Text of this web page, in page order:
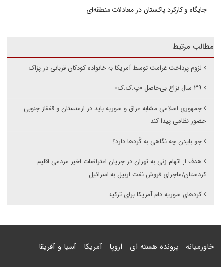
جایگاه و کارکرد پاکستان در معادلات منطقه‌ای
مطالب مرتبط
لزوم پرداخت غرامت توسط آمریکا به خانواده کودکان قربانی در پژاک
۳۹ سال نزاع بی‌حاصل «پ.ک.ک»
جمهوری اسلامی مشابه عراق و سوریه باید در ارمنستان و قفقاز جنوبی
حضور نظامی پیدا کند
جو بایدن چه نگاهی به کُردها دارد؟
هدف از اتهام زنی به تهران در جریان اعتراضات اخیر مردمی اقلیم
کردستان/ماجرای فروش نفت اربیل به اسرائیل
کردهای سوریه دام آمریکا برای ترکیه
خاورمیانه پرونده هسته ای اروپا آمریکا آسیا و آفریقا